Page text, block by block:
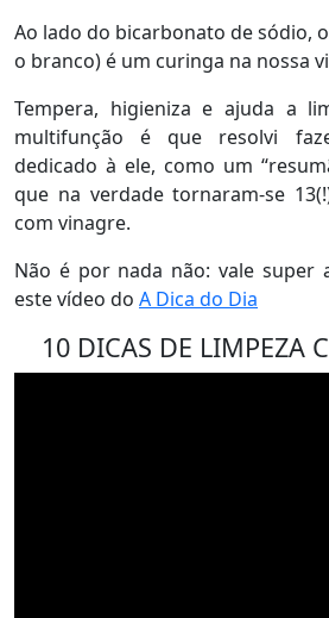
Ao lado do bicarbonato de sódio,
o branco) é um curinga na nossa
Tempera, higieniza e ajuda a
multifunção é que resolvi
dedicado à ele, como um
que na verdade tornaram-se
com vinagre.
Não é por nada não: vale super
este vídeo do A Dica do Dia
10 DICAS DE LIMPEZA